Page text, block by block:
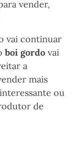
vender,
vai continuar
boi gordo vai
a
mais
ou
de